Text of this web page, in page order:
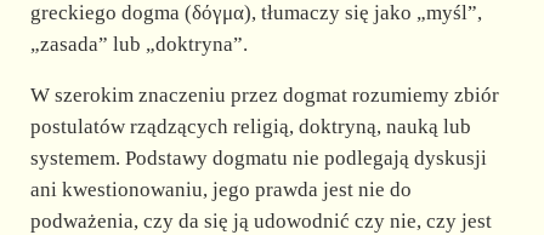
greckiego dogma (δόγμα), tłumaczy się jako „myśl”,
„zasada” lub „doktryna”.
W szerokim znaczeniu przez dogmat rozumiemy zbiór
postulatów rządzących religią, doktryną, nauką lub
systemem. Podstawy dogmatu nie podlegają dyskusji
ani kwestionowaniu, jego prawda jest nie do
podważenia, czy da się ją udowodnić czy nie, czy jest